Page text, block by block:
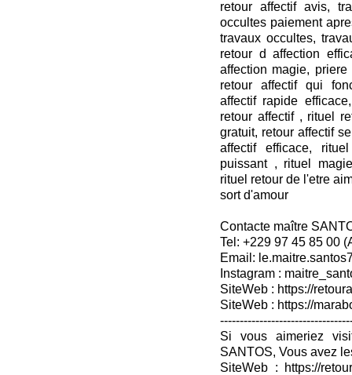
retour affectif avis,
occultes paiement
travaux occultes,
retour d affection
affection magie,
retour affectif qui
affectif rapide
retour affectif , rituel
gratuit, retour affectif
affectif efficace,
puissant , rituel
rituel retour de l'etre
sort d'amour
Contacte maître
Tel: +229 97 45 85 00
Email:
Instagram :
SiteWeb : https://
SiteWeb : https://
Si vous aimeriez
SANTOS, Vous avez
SiteWeb : https://